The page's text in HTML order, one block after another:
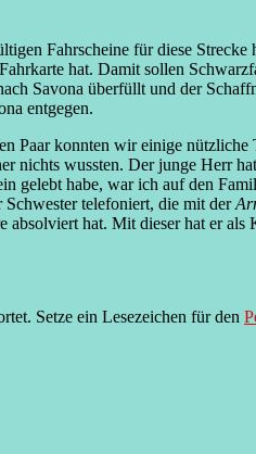
Fahrscheine für diese Strecke
hat. Damit sollen
Savona überfüllt und der
entgegen.
Paar konnten wir einige
nichts wussten. Der junge Herr
gelebt habe, war ich auf den
telefoniert, die mit der
hat. Mit dieser hat er als
Setze ein Lesezeichen für den